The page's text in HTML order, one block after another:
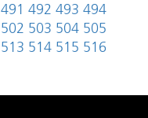
491 492 493 494
502 503 504 505
513 514 515 516